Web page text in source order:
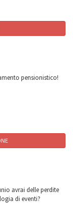
pensionistico!
avrai delle perdite
di eventi?